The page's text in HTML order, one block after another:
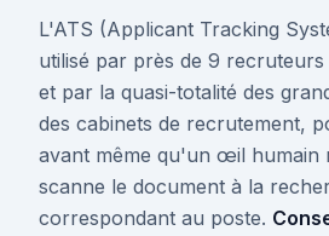
L'ATS (Applicant Tracking
utilisé par près de 9
et par la quasi-totalité des
des cabinets de recrutement,
avant même qu'un œil humain
scanne le document à la
correspondant au poste.